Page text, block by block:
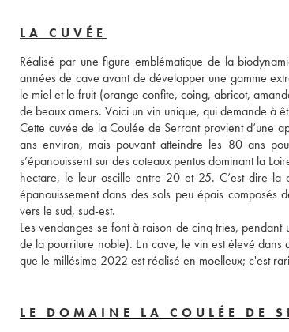
LA CUVÉE
Réalisé par une figure emblématique de la
années de cave avant de développer une gamme
le miel et le fruit (orange confite, coing, abricot,
de beaux amers. Voici un vin unique, qui demande à
Cette cuvée de la Coulée de Serrant provient d’une
ans environ, mais pouvant atteindre les 80 ans
s’épanouissent sur des coteaux pentus dominant la
hectare, le leur oscille entre 20 et 25. C’est dire la
épanouissement dans des sols peu épais composés
vers le sud, sud-est.
Les vendanges se font à raison de cinq tries,
de la pourriture noble). En cave, le vin est élevé
que le millésime 2022 est réalisé en moelleux; c'est
LE DOMAINE LA COULÉE DE